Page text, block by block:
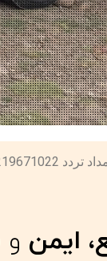
ایمن و